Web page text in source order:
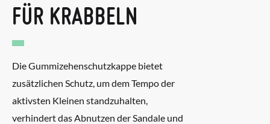
FÜR KRABBELN
Die Gummizehenschutzkappe bietet
zusätzlichen Schutz, um dem Tempo der
aktivsten Kleinen standzuhalten,
verhindert das Abnutzen der Sandale und